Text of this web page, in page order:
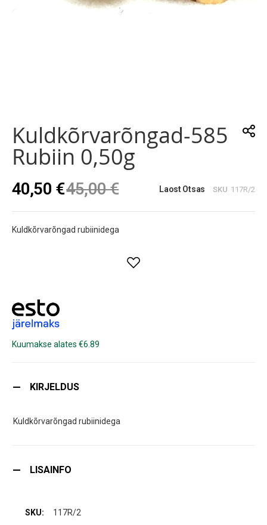
beginning
of
the
images
Kuldkõrvarõngad-585
Rubiin 0,50g
40,50 €45,00 € Laost Otsas SKU 117R/2
Kuldkõrvarõngad rubiinidega
Kuumakse alates €6.89
KIRJELDUS
Kuldkõrvarõngad rubiinidega
LISAINFO
117R/2